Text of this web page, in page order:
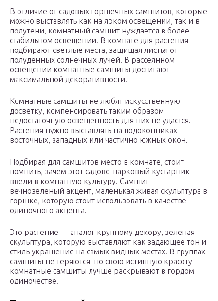
В отличие от садовых горшечных самшитов, которые
можно выставлять как на ярком освещении, так и в
полутени, комнатный самшит нуждается в более
стабильном освещении. В комнате для растения
подбирают светлые места, защищая листья от
полуденных солнечных лучей. В рассеянном
освещении комнатные самшиты достигают
максимальной декоративности.
Комнатные самшиты не любят искусственную
досветку, компенсировать таким образом
недостаточную освещенность для них не удастся.
Растения нужно выставлять на подоконниках —
восточных, западных или частично южных окон.
Подбирая для самшитов место в комнате, стоит
помнить, зачем этот садово-парковый кустарник
ввели в комнатную культуру. Самшит —
вечнозеленый акцент, маленькая живая скульптура в
горшке, которую стоит использовать в качестве
одиночного акцента.
Это растение — аналог крупному декору, зеленая
скульптура, которую выставляют как задающее тон и
стиль украшение на самых видных местах. В группах
самшиты не теряются, но свою истинную красоту
комнатные самшиты лучше раскрывают в гордом
одиночестве.